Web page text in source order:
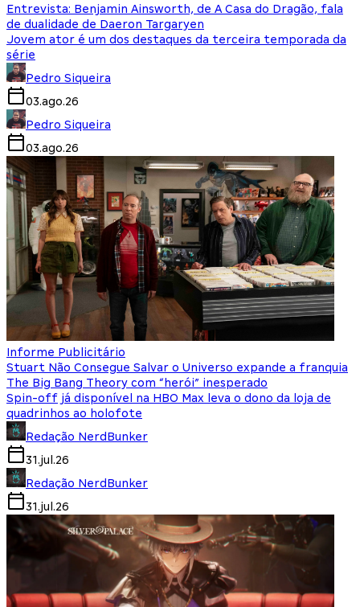
Entrevista: Benjamin Ainsworth, de A Casa do Dragão, fala
de dualidade de Daeron Targaryen
Jovem ator é um dos destaques da terceira temporada da
série
Pedro Siqueira
03.ago.26
Pedro Siqueira
03.ago.26
Informe Publicitário
Stuart Não Consegue Salvar o Universo expande a franquia
The Big Bang Theory com “herói” inesperado
Spin-off já disponível na HBO Max leva o dono da loja de
quadrinhos ao holofote
Redação NerdBunker
31.jul.26
Redação NerdBunker
31.jul.26